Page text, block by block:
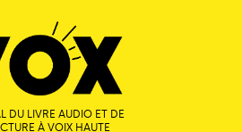
DU LIVRE AUDIO ET DE
À VOIX HAUTE